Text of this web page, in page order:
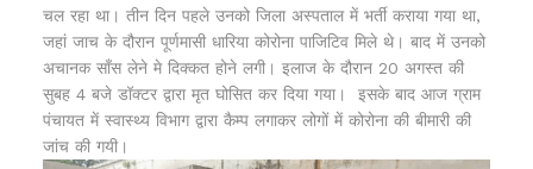
चल रहा था। तीन दिन पहले उनको जिला अस्पताल में भर्ती कराया गया था,
जहां जाच के दौरान पूर्णमासी धारिया कोरोना पाजिटिव मिले थे। बाद में उनको
अचानक साँस लेने मे दिक्कत होने लगी। इलाज के दौरान 20 अगस्त की
सुबह 4 बजे डॉक्टर द्वारा मृत घोसित कर दिया गया। इसके बाद आज ग्राम
पंचायत में स्वास्थ्य विभाग द्वारा कैम्प लगाकर लोगों में कोरोना की बीमारी की
जांच की गयी।